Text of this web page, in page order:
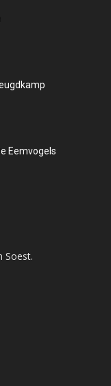
Eemvogels
Soest.